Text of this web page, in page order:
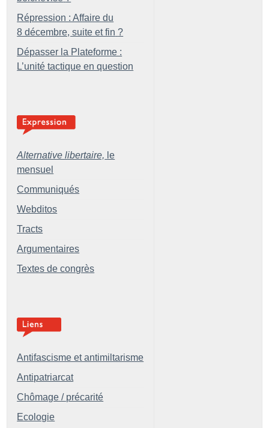
Répression : Affaire du
8 décembre, suite et fin ?
Dépasser la Plateforme :
L’unité tactique en question
Alternative libertaire, le
mensuel
Communiqués
Webditos
Tracts
Argumentaires
Textes de congrès
Antifascisme et antimiltarisme
Antipatriarcat
Chômage / précarité
Ecologie